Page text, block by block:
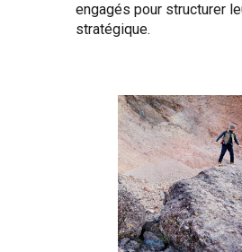
engagés pour structurer
stratégique.